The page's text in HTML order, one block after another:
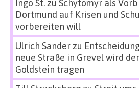
Ingo St.zu Schytomyr als
Dortmund auf Krisen und
vorbereiten will
Ulrich Sanderzu
neue Straße in Grevel wird
Goldstein tragen